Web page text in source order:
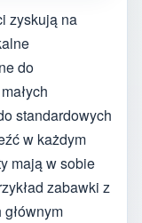
zyskują na
do
standardowych
w każdym
mają w sobie
zabawki z